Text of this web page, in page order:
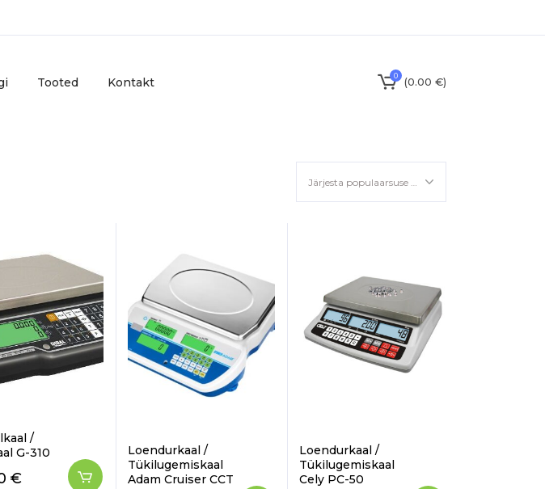
Tooted Kontakt 0 (0.00 €)
Järjesta populaarsuse alusel
/
G-310
€
Loendurkaal /
Tükilugemiskaal
Adam Cruiser CCT
Loendurkaal /
Tükilugemiskaal
Cely PC-50